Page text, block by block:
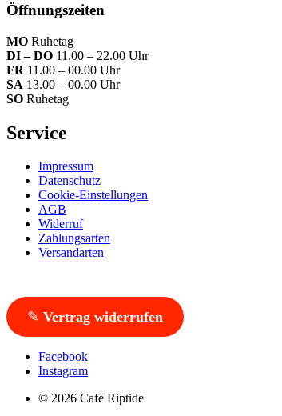
Öffnungszeiten
MO Ruhetag
DI – DO 11.00 – 22.00 Uhr
FR 11.00 – 00.00 Uhr
SA 13.00 – 00.00 Uhr
SO Ruhetag
Service
Impressum
Datenschutz
Cookie-Einstellungen
AGB
Widerruf
Zahlungsarten
Versandarten
✎ Vertrag widerrufen
Facebook
Instagram
© 2026 Cafe Riptide